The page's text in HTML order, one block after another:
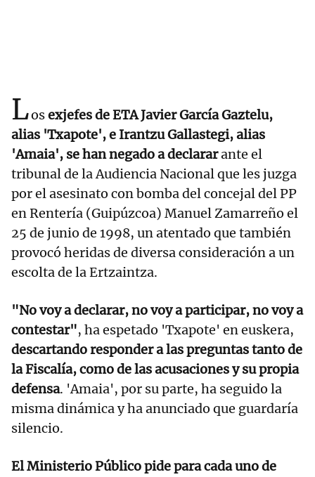
Losexjefes de ETA Javier García Gaztelu,
alias 'Txapote', e Irantzu Gallastegi, alias
'Amaia', se han negado a declararante el
tribunal de la Audiencia Nacional que les juzga
por el asesinato con bomba del concejal del PP
en Rentería (Guipúzcoa) Manuel Zamarreño el
25 de junio de 1998, un atentado que también
provocó heridas de diversa consideración a un
escolta de la Ertzaintza.
"No voy a declarar, no voy a participar, no voy a
contestar", ha espetado 'Txapote' en euskera,
descartando responder a las preguntas tanto de
la Fiscalía, como de las acusaciones y su propia
defensa. 'Amaia', por su parte, ha seguido la
misma dinámica y ha anunciado que guardaría
silencio.
El Ministerio Público pide para cada uno de